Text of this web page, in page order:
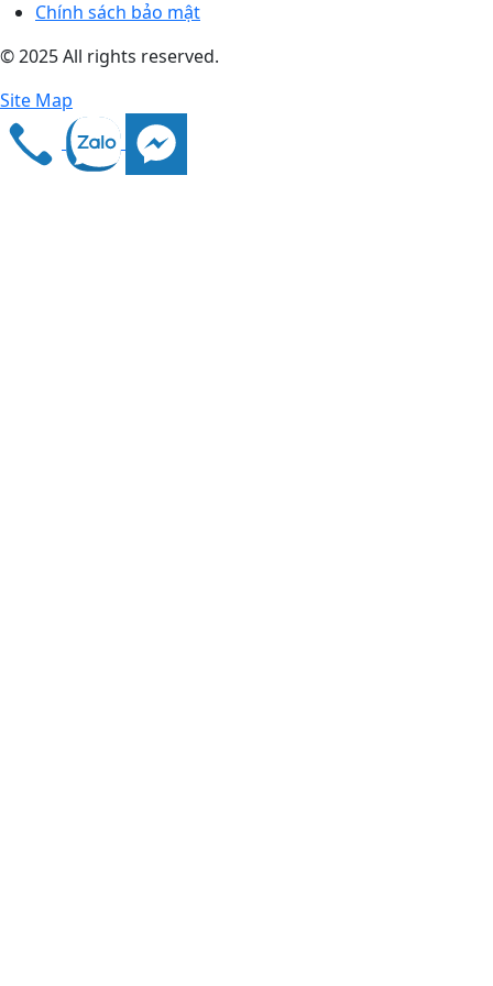
Chính sách bảo mật
© 2025 All rights reserved.
Site Map